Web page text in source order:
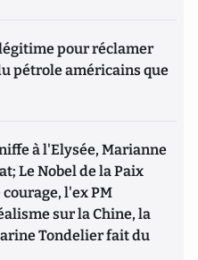
pour réclamer
pétrole américains que
à l'Elysée, Marianne
Le Nobel de la Paix
l'ex PM
sur la Chine, la
Tondelier fait du